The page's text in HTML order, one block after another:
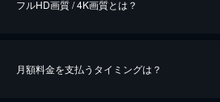
※40％ポイント還元の対象は、クレジットカード決済
iOSアプリのUコイン決済による作品の購入 / レンタ
フルHD画質 / 4K画質とは？
月額料金を支払うタイミングは？